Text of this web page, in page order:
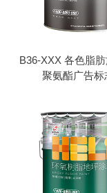
B36-XXX 各色脂
聚氨酯广告标